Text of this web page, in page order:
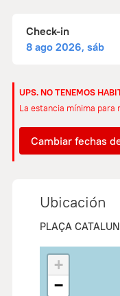
Check-in
8 ago 2026, sáb
UPS. NO TENEMOS
La estancia mínima para
Cambiar fechas
Ubicación
PLAÇA
+
−